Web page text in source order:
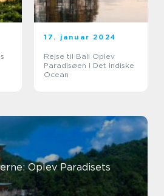
17. januar 2024
Rejse til Bali Oplev
Paradisøen i Det Indiske
Ocean
Oplev Paradisets